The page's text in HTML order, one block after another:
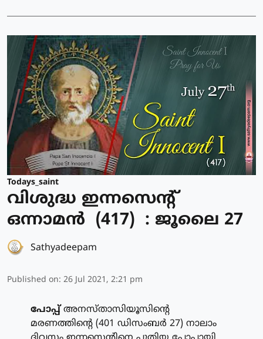
Todays_saint
വിശുദ്ധ ഇന്നസെന്റ്
ഒന്നാമന്‍ (417) : ജൂലൈ 27
Sathyadeepam
Published on: 26 Jul 2021, 2:21 pm
പോപ്പ്അനസ്താസിയൂസിന്റെ
മരണത്തിന്റെ (401 ഡിസംബര്‍ 27) നാലാം